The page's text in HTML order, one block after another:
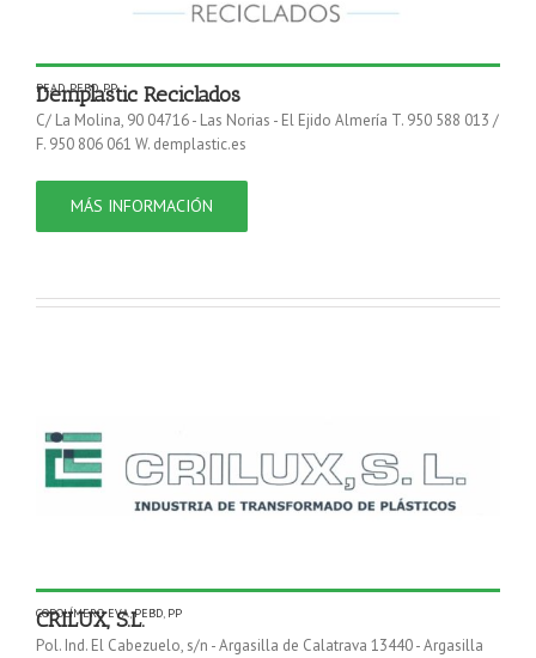
Demplastic Reciclados
PEAD,PEBD,PP
C/ La Molina, 90 04716 - Las Norias - El Ejido Almería T. 950 588 013 /
F. 950 806 061 W. demplastic.es
MÁS INFORMACIÓN
CRILUX, S.L.
COPOLÍMERO EVA,PEBD, PP
Pol. Ind. El Cabezuelo, s/n - Argasilla de Calatrava 13440 - Argasilla